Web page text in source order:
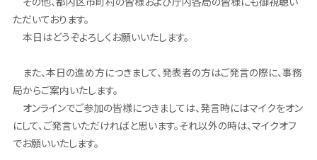
ただいております。
本日はどうぞよろしくお願いいたします。
また、本日の進め方につきまして、発表者の方はご発言の際に、事務
局からご案内いたします。
オンラインでご参加の皆様につきましては、発言時にはマイクをオン
にして、ご発言いただければと思います。それ以外の時は、マイクオフ
でお願いいたします。